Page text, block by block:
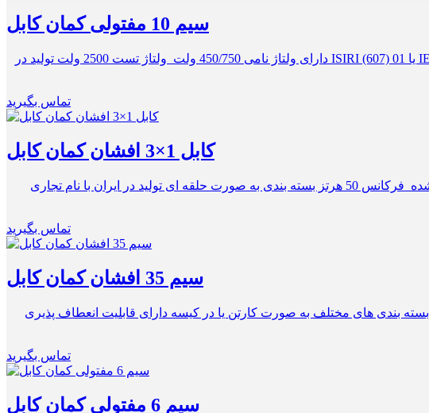
سیم 10 مفتولی کمان کابل
به کارگیری در لوله ها و زیر گچ مجاز کاربری در سیم کشی داخلی تابلوها و توزیع کننده های برق نشان استاندارد ۶۰۲۲۷ IEC 01 یا ISIRI (607) 01 دارای ولتاژ نامی 450/750 ولت ولتاژ تست 2500 ولت تولید در
تماس بگیرید
کابل 1×3 افشان کمان کابل
جنس عایق آمیزه PVC نوع هادی افشان دارای نشان استاندارد IEC و ISIRI قابلیت انعطاف پذیری بالا جنس هادی مس آنیل شده فرکانس 50 هرتز بسته بندی به صورت حلقه ای تولید در ایران با نام تجاری
تماس بگیرید
سیم 35 افشان کمان کابل
ولتاژ نامی 450/750 ولت تعیین رنگ ها مطابق با سفارش مشتری ولتاژ تست 2500 ولت هادی از جنس مس آنیل شده گروه ۵ بسته بندی های مختلف به صورت کارتن یا در کیسه دارای قابلیت انعطاف پذیری
تماس بگیرید
سیم 6 مفتولی کمان کابل